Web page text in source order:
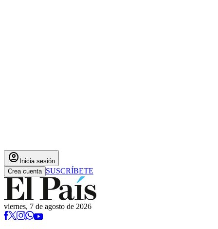
account_circle Inicia sesión
Crea cuenta SUSCRÍBETE
viernes, 7 de agosto de 2026